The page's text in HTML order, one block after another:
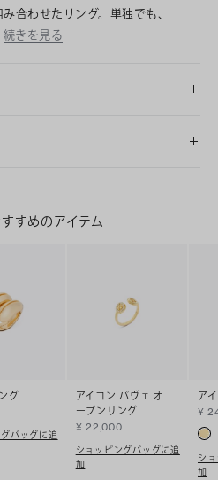
合わせたリング。単独でも、
続きを見る
すめのアイテム
グ
バッグに追
アイコン パヴェ オ
ープンリング
¥ 22,000
ショッピングバッグに追
加
ア
¥
シ
加